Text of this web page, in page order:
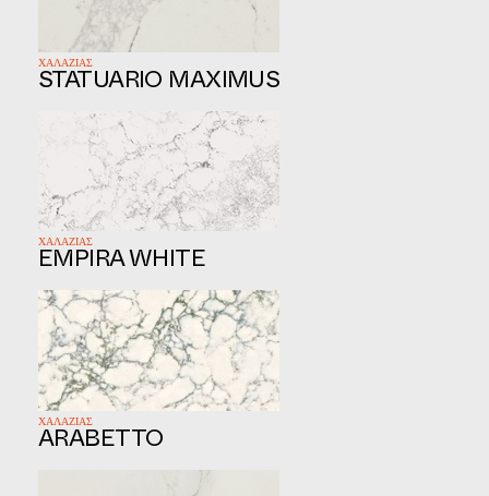
STATUARIO MAXIMUS
ΧΑΛΑΖΙΑΣ
EMPIRA WHITE
ΧΑΛΑΖΙΑΣ
ARABETTO
ΧΑΛΑΖΙΑΣ